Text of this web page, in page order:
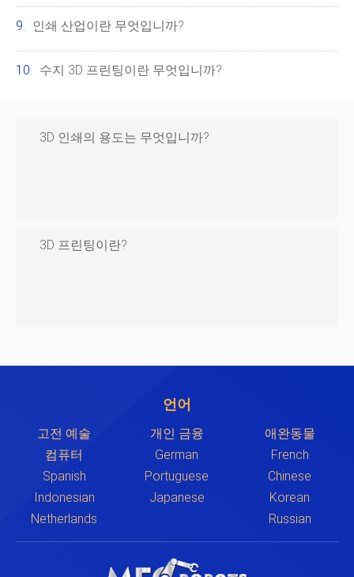
인쇄 산업이란 무엇입니까?
수지 3D 프린팅이란 무엇입니까?
3D 인쇄의 용도는 무엇입니까?
3D 프린팅이란?
언어
고전 예술 개인 금융
애완동물
컴퓨터
German
French
Spanish
Portuguese
Chinese
Indonesian
Japanese
Korean
Netherlands
Russian